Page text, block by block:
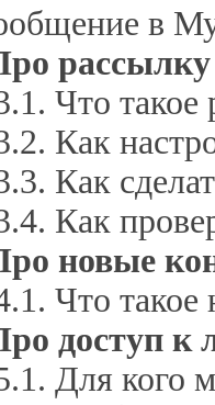
в
рассылку
Что такое
Как
Как
Как
новые
Что такое
доступ к
Для кого